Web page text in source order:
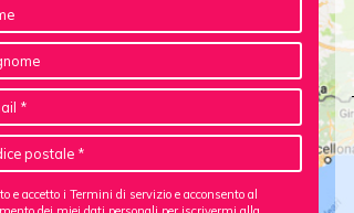
e accetto i Termini di servizio e acconsento al